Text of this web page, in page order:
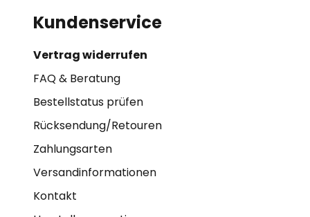
Kundenservice
Vertrag widerrufen
FAQ & Beratung
Bestellstatus prüfen
Rücksendung/Retouren
Zahlungsarten
Versandinformationen
Kontakt